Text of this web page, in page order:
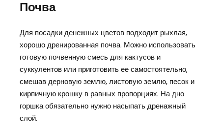
Почва
Для посадки денежных цветов подходит рыхлая,
хорошо дренированная почва. Можно использовать
готовую почвенную смесь для кактусов и
суккулентов или приготовить ее самостоятельно,
смешав дерновую землю, листовую землю, песок и
кирпичную крошку в равных пропорциях. На дно
горшка обязательно нужно насыпать дренажный
слой.